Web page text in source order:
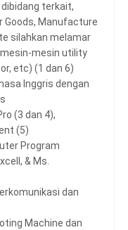
terkait,
Goods, Manufacture
silahkan melamar
mesin utility
etc) (1 dan 6)
Inggris dengan
(3 dan 4),
(5)
Program
& Ms.
dan
Machine dan